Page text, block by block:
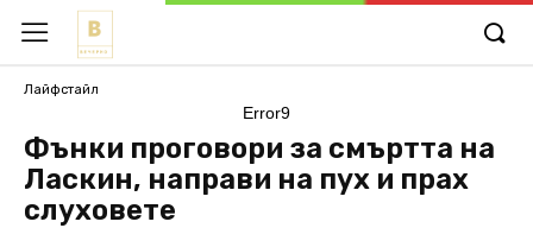
Лайфстайл
Error9
Фънки проговори за смъртта на
Ласкин, нaпpaви нa пyx и пpax
слуховете